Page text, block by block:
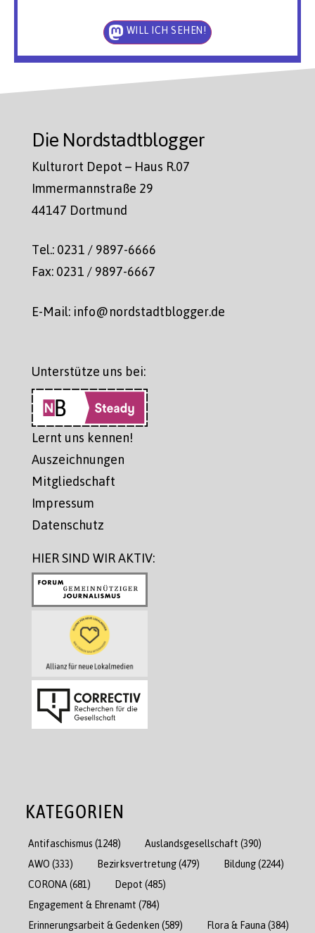
WILL ICH SEHEN!
Die Nordstadtblogger
Kulturort Depot – Haus R.07
Immermannstraße 29
44147 Dortmund
Tel.: 0231 / 9897-6666
Fax: 0231 / 9897-6667
E-Mail: info@nordstadtblogger.de
Unterstütze uns bei:
Lernt uns kennen!
Auszeichnungen
Mitgliedschaft
Impressum
Datenschutz
HIER SIND WIR AKTIV:
KATEGORIEN
Antifaschismus (1248) Auslandsgesellschaft (390)
AWO (333) Bezirksvertretung(479) Bildung(2244)
CORONA (681) Depot (485)
Engagement & Ehrenamt (784)
Erinnerungsarbeit & Gedenken (589) Flora & Fauna (384)